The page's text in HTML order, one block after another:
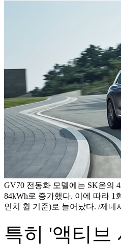
GV70 전동화 모델에는 SK온의
84kWh로 증가했다. 이에 따라 1
인치 휠 기준)로 늘어났다. /제네
특히 '액티브